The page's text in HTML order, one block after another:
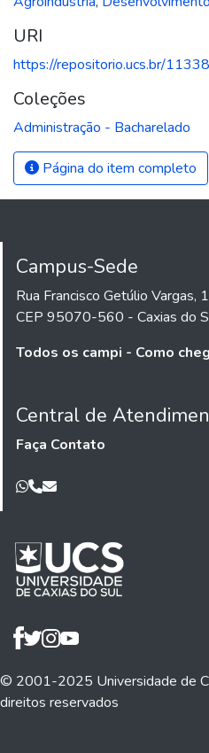
URI
https://repositorio.ucs.br/
Coleções
Administração - Bacharelado
Página do item completo
Campus-Sede
Rua Francisco Getúlio Vargas,
CEP 95070-560 - Caxias do
Todos os campi - Como
Central de
Faça Contato
© 2001-2025 Universidade de
direitos reservados